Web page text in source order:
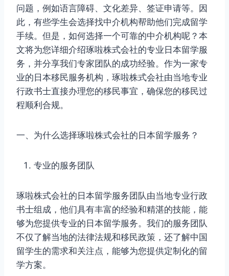
问题，例如语言障碍、文化差异、签证申请等。因
此，有些学生会选择找中介机构帮助他们完成留学
手续。但是，如何选择一个可靠的中介机构呢？本
文将为您详细介绍琢啦株式会社的专业日本留学服
务，并分享我们专家团队的成功经验。作为一家专
业的日本移民服务机构，琢啦株式会社由当地专业
行政书士直接办理您的移民事宜，确保您的移民过
程顺利合规。
一、为什么选择琢啦株式会社的日本留学服务？
专业的服务团队
琢啦株式会社的日本留学服务团队由当地专业行政
书士组成，他们具有丰富的经验和精湛的技能，能
够为您提供专业的日本留学服务。我们的服务团队
不仅了解当地的法律法规和移民政策，还了解中国
留学生的需求和关注点，能够为您提供定制化的留
学方案。